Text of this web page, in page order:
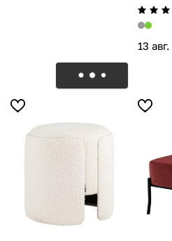
13 авг.